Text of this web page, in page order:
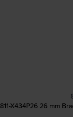
811-X434P26 26 mm